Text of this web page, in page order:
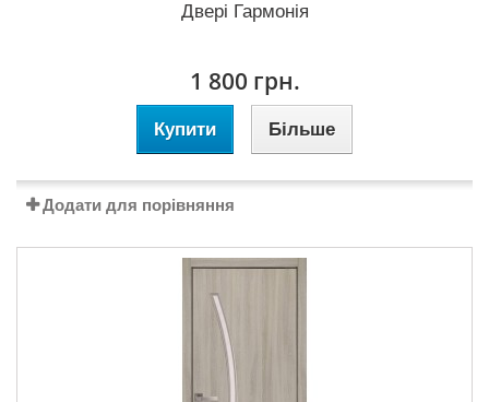
Двері Гармонія
1 800 грн.
Купити Більше
Додати для порівняння